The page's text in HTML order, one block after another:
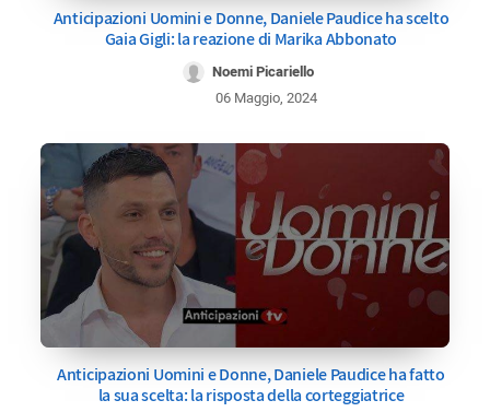
Anticipazioni Uomini e Donne, Daniele Paudice ha scelto
Gaia Gigli: la reazione di Marika Abbonato
Noemi Picariello
06 Maggio, 2024
Anticipazioni Uomini e Donne, Daniele Paudice ha fatto
la sua scelta: la risposta della corteggiatrice